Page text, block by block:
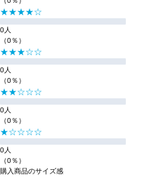
★★★★☆
0人
（0％）
★★★☆☆
0人
（0％）
★★☆☆☆
0人
（0％）
★☆☆☆☆
0人
（0％）
購入商品のサイズ感